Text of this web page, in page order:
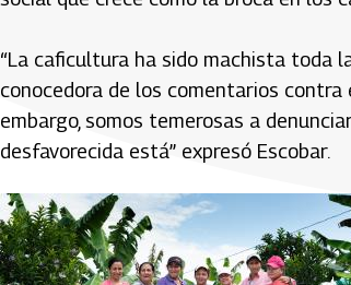
“La caficultura ha sido machista toda
conocedora de los comentarios
embargo, somos temerosas a
desfavorecida está” expresó Escobar.